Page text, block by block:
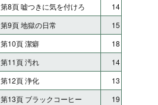
第8頁 嘘つきに気を付けろ
14
第9頁 地獄の日常
15
第10頁 潔癖
18
第11頁 汚れ
14
第12頁 浄化
13
第13頁 ブラックコーヒー
19